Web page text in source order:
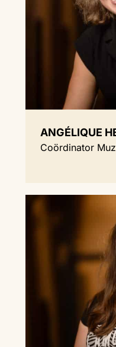
ANGÉLIQUE
Coördinator